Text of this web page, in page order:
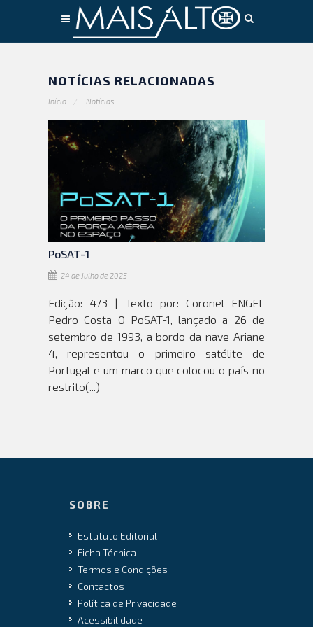
Conteúdo principal
NOTÍCIAS RELACIONADAS
Início Notícias
PoSAT-1
24 de Julho de 2025
Edição: 473 | Texto por: Coronel ENGEL
Pedro Costa O PoSAT-1, lançado a 26 de
setembro de 1993, a bordo da nave Ariane
4, representou o primeiro satélite de
Portugal e um marco que colocou o país no
restrito(...)
SOBRE
Estatuto Editorial
Ficha Técnica
Termos e Condições
Contactos
Política de Privacidade
Acessibilidade